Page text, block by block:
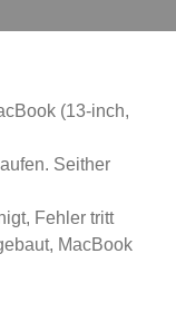
(13-inch,
Seither
Fehler tritt
MacBook